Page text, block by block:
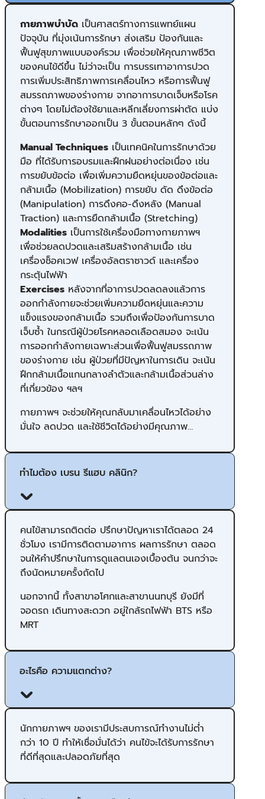
กายภาพบำบัด เป็นศาสตร์ทางการแพทย์แผน
ปัจจุบัน ​ที่มุ่งเน้นการรักษา ส่งเสริม ป้องกันและ
ฟื้นฟูสุขภาพแบบองค์รวม เพื่อช่วยให้คุณภาพชีวิต
ของคนไข้ดีขึ้น ไม่ว่าจะเป็น การบรรเทาอาการปวด
การเพิ่มประสิทธิภาพการเคลื่อนไหว หรือการฟื้นฟู
สมรรถภาพของร่างกาย จากอาการบาดเจ็บหรือโรค
ต่างๆ โดยไม่ต้องใช้ยาและหลีกเลี่ยงการผ่าตัด แบ่ง
ขั้นตอนการรักษาออกเป็น 3 ขั้นตอนหลักๆ ดังนี้
Manual Techniques เป็นเทคนิคในการรักษาด้วย
มือ ที่ได้รับการอบรมและฝึกฝนอย่างต่อเนื่อง เช่น
การขยับข้อต่อ เพื่อเพิ่มความยืดหยุ่นของข้อต่อและ
กล้ามเนื้อ (Mobilization) การขยับ ดัด ดึงข้อต่อ
(Manipulation) การดึงคอ-ดึงหลัง (Manual
Traction) และการยืดกล้ามเนื้อ (Stretching)
Modalities เป็นการใช้เครื่องมือทางกายภาพฯ
เพื่อช่วยลดปวดและเสริมสร้างกล้ามเนื้อ เช่น
เครื่องช็อคเวฟ เครื่องอัลตราซาวด์ และเครื่อง
กระตุ้นไฟฟ้า
Exercises หลังจากที่อาการปวดลดลงแล้ว​การ
ออกกำลังกายจะช่วยเพิ่มความยืดหยุ่นและความ
แข็งแรงของกล้ามเนื้อ รวมถึงเพื่อป้องกันการบาด
เจ็บซ้ำ ในกรณีผู้ป่วยโรคหลอดเลือดสมอง จะเน้น
การออกกำลังกายเฉพาะส่วนเพื่อฟื้นฟูสมรรถภาพ
ของร่างกาย เช่น ผู้ป่วยที่มีปัญหาในการเดิน จะเน้น
ฝึกกล้ามเนื้อแกนกลางลำตัวและกล้ามเนื้อส่วนล่าง
ที่เกี่ยวข้อง ฯลฯ
กายภาพฯ จะช่วยให้คุณกลับมาเคลื่อนไหวได้อย่าง
มั่นใจ ลดปวด และใช้ชีวิตได้อย่างมีคุณภาพ…
ทำไมต้อง เบรน รีแฮบ คลินิก?
คนไข้สามารถติดต่อ ปรึกษาปัญ​หาเราได้ตลอด 24
ชั่วโมง เรามีการติดตามอาการ ผลการรักษา ตลอด
จนให้คำปรึกษาในการดูแลตนเองเบื้องต้น จนกว่าจะ
ถึงนัดหมายครั้งถัดไป
นอกจากนี้ ทั้งสาขาอโศกและสาขานนทบุรี ยังมีที่
จอดรถ เดินทางสะดวก อยู่ใกล้รถไฟฟ้า BTS หรือ
MRT
อะไรคือ ความแตกต่าง?
นักกายภาพฯ ของเรามีประสบการณ์ทำงานไม่ต่ำ
กว่า 10 ปี ทำให้เชื่อมั่นได้ว่า คนไข้จะได้รับการรักษา
ที่ดีที่สุดและปลอดภัยที่สุด